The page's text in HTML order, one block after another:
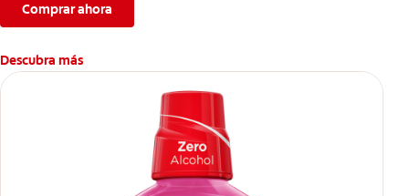
Comprar ahora
Descubra más